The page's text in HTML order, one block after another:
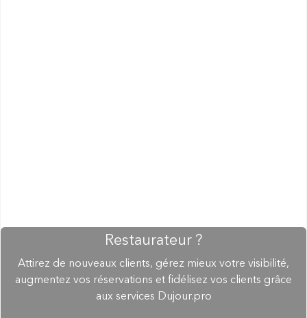
Restaurateur ?
Attirez de nouveaux clients, gérez mieux votre visibilité,
augmentez vos réservations et fidélisez vos clients grâce
aux services Dujour.pro